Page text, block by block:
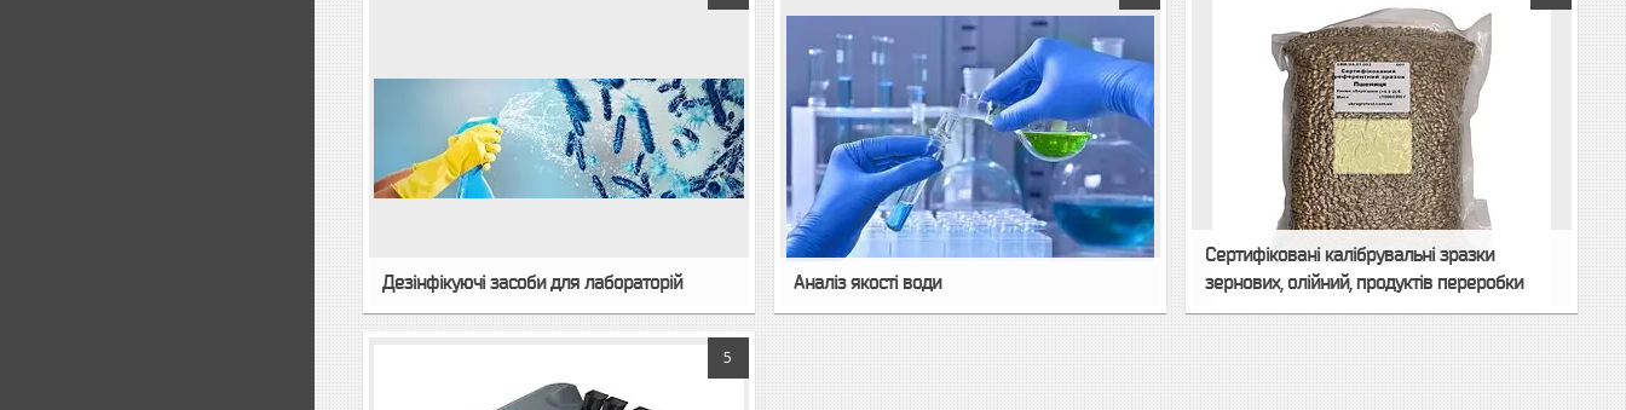
Дезінфікуючі засоби для лабораторій Аналіз якості води
Сертифіковані калібрувальні зразки
зернових, олійний, продуктів переробки
5